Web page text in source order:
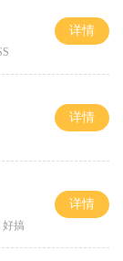
详情
详情
搞
详情